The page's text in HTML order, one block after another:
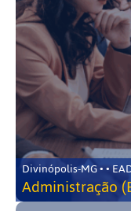
Divinópolis-MG • •
Administração